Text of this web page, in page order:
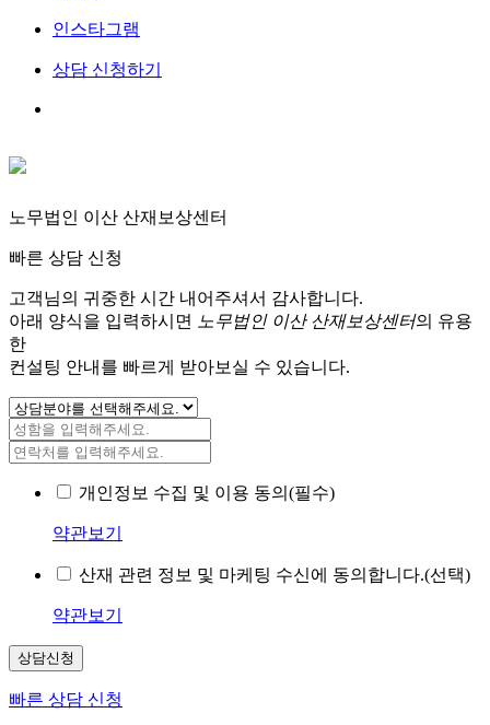
인스타그램
상담 신청하기
노무법인 이산 산재보상센터
빠른 상담 신청
고객님의 귀중한 시간 내어주셔서 감사합니다.
아래 양식을 입력하시면
노무법인 이산 산재보상센터의 유용
한
컨설팅 안내를 빠르게 받아보실 수 있습니다.
개인정보 수집 및 이용 동의(필수)
약관보기
산재 관련 정보 및 마케팅 수신에 동의합니다.(선택)
약관보기
상담신청
빠른 상담 신청